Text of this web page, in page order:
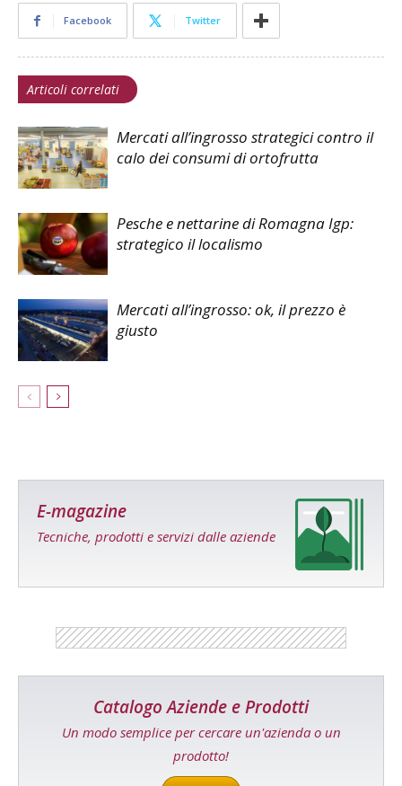
Facebook Twitter
Articoli correlati
Mercati all’ingrosso strategici contro il
calo dei consumi di ortofrutta
Pesche e nettarine di Romagna Igp:
strategico il localismo
Mercati all’ingrosso: ok, il prezzo è
giusto
E-magazine
Tecniche, prodotti e servizi dalle aziende
Catalogo Aziende e Prodotti
Un modo semplice per cercare un'azienda o un
prodotto!